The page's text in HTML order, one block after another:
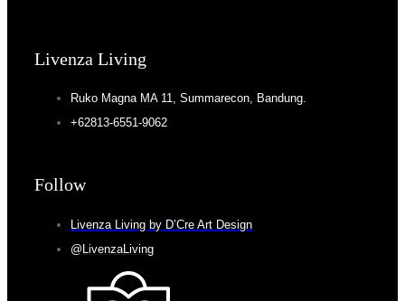
Livenza Living
Ruko Magna MA 11, Summarecon, Bandung.
+62813-6551-9062
Follow
Livenza Living by D’Cre Art Design
@LivenzaLiving